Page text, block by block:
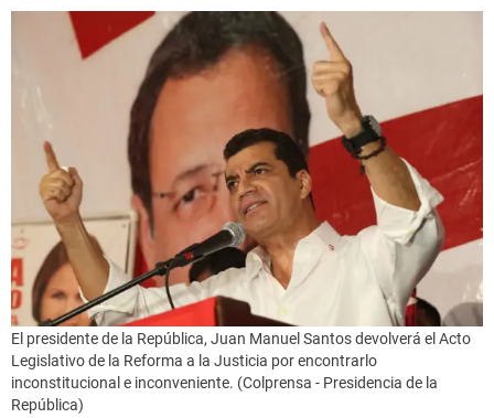
El presidente de la República, Juan Manuel Santos devolverá el Acto
Legislativo de la Reforma a la Justicia por encontrarlo
inconstitucional e inconveniente. (Colprensa - Presidencia de la
República)